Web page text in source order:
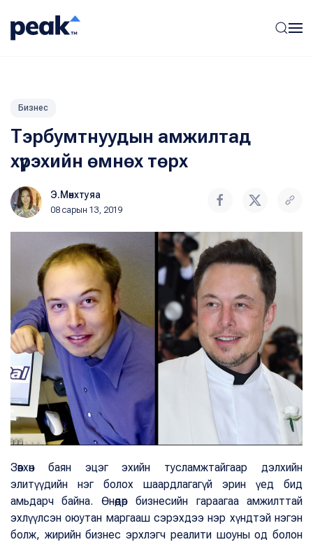
Бизнес
Тэрбумтнуудын амжилтад
хүрэхийн өмнөх төрх
Э.Мөнхтуяа
08 сарын 13, 2019
Зөвхөн баян эцэг эхийн тусламжтайгаар дэлхийн
элитүүдийн нэг болох шаардлагагүй эрин үед бид
амьдарч байна. Өнөөдөр бизнесийн гараагаа амжилттай
эхлүүлсэн оюутан маргааш сэрэхдээ нэр хүндтэй нэгэн
болж, жирийн бизнес эрхлэгч реалити шоуны од болон